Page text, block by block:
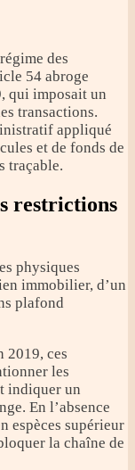
des
54 abroge
qui imposait un
transactions.
appliqué
et de fonds de
traçable.
restrictions
physiques
immobilier, d’un
plafond
2019, ces
les
indiquer un
En l’absence
espèces supérieur
la chaîne de